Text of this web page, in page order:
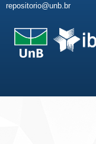
repositorio@unb.br